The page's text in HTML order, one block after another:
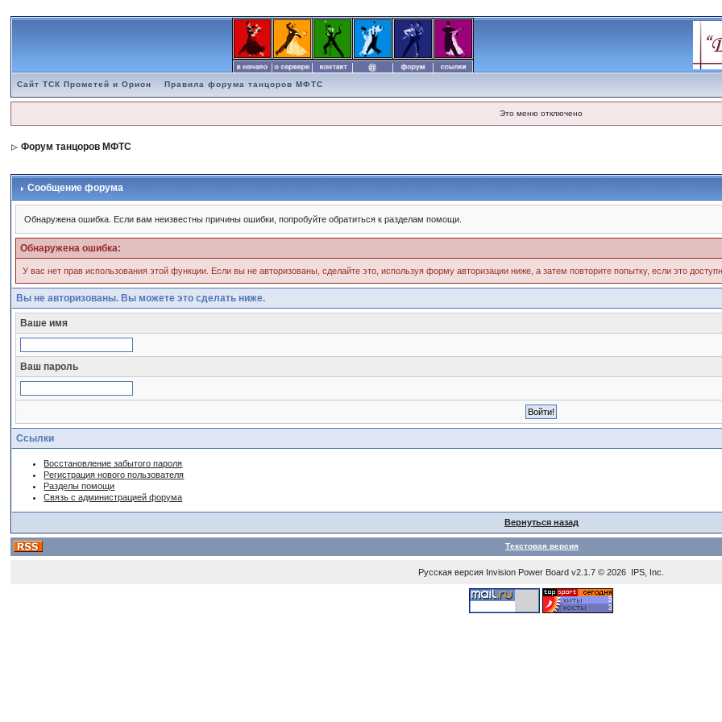
Сайт ТСК Прометей и Орион Правила форума танцоров МФТС
Это меню отключено
Форум танцоров МФТС
Сообщение форума
Обнаружена ошибка. Если вам неизвестны причины ошибки, попробуйте обратиться к разделам помощи.
Обнаружена ошибка:
У вас нет прав использования этой функции. Если вы не авторизованы, сделайте это, используя форму авторизации ниже, а затем повторите попытку, если это
Вы не авторизованы. Вы можете это сделать ниже.
Ваше имя
Ваш пароль
Ссылки
Восстановление забытого пароля
Регистрация нового пользователя
Разделы помощи
Связь с администрацией форума
Вернуться назад
Текстовая версия
Русская версия Invision Power Board v2.1.7 © 2026 IPS, Inc.